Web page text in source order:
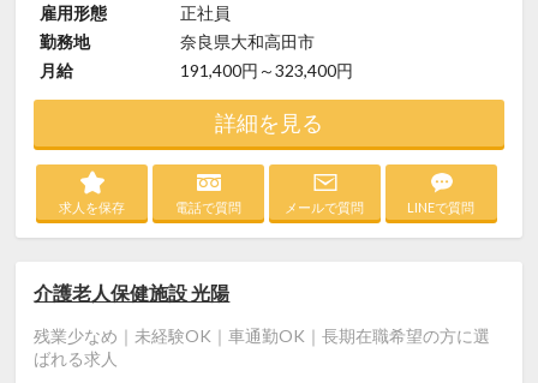
雇用形態
正社員
勤務地
奈良県大和高田市
月給
191,400円～323,400円
詳細を見る
求人を保存 電話で質問 メールで質問 LINEで質問
介護老人保健施設 光陽
残業少なめ｜未経験OK｜車通勤OK｜長期在職希望の方に選
ばれる求人